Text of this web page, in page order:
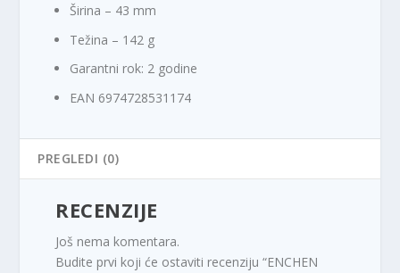
Širina – 43 mm
Težina – 142 g
Garantni rok: 2 godine
EAN 6974728531174
PREGLEDI (0)
RECENZIJE
Još nema komentara.
Budite prvi koji će ostaviti recenziju “ENCHEN